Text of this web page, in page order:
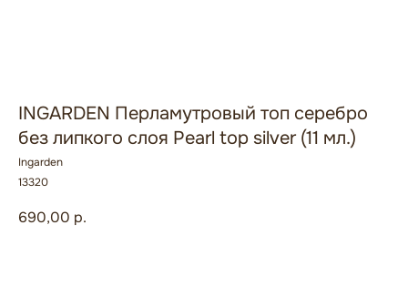
INGARDEN Перламутровый топ серебро
без липкого слоя Pearl top silver (11 мл.)
Ingarden
13320
690,00 р.